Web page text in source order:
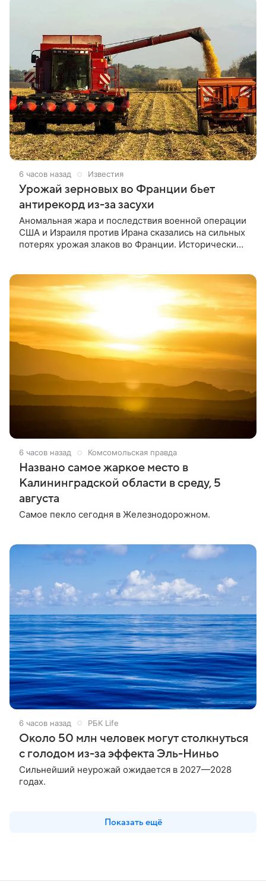
6 часов назад Известия
Урожай зерновых во Франции бьет
антирекорд из-за засухи
Аномальная жара и последствия военной операции
США и Израиля против Ирана сказались на сильных
потерях урожая злаков во Франции. Исторически
6 часов назад Комсомольская правда
Названо самое жаркое место в
Калининградской области в среду, 5
августа
Самое пекло сегодня в Железнодорожном.
6 часов назад РБК Life
Около 50 млн человек могут столкнуться
с голодом из-за эффекта Эль-Ниньо
Сильнейший неурожай ожидается в 2027—2028
годах.
Показать ещё